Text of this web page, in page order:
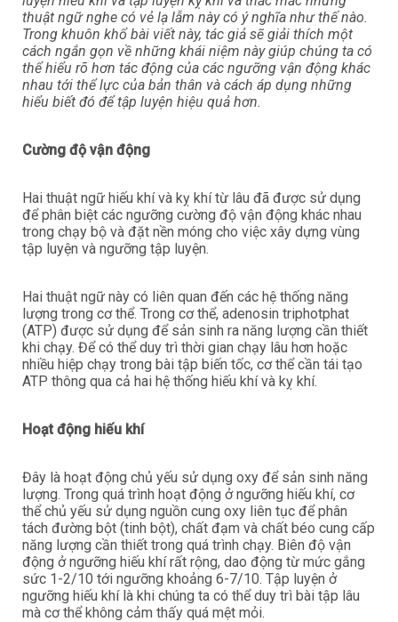
thuật ngữ nghe có vẻ lạ lẫm này có ý nghĩa như thế nào.
Trong khuôn khổ bài viết này, tác giả sẽ giải thích một
cách ngắn gọn về những khái niệm này giúp chúng ta có
thể hiểu rõ hơn tác động của các ngưỡng vận động khác
nhau tới thể lực của bản thân và cách áp dụng những
hiểu biết đó để tập luyện hiệu quả hơn.
Cường độ vận động
Hai thuật ngữ hiếu khí và kỵ khí từ lâu đã được sử dụng
để phân biệt các ngưỡng cường độ vận động khác nhau
trong chạy bộ và đặt nền móng cho việc xây dựng vùng
tập luyện và ngưỡng tập luyện.
Hai thuật ngữ này có liên quan đến các hệ thống năng
lượng trong cơ thể. Trong cơ thể, adenosin triphotphat
(ATP) được sử dụng để sản sinh ra năng lượng cần thiết
khi chạy. Để có thể duy trì thời gian chạy lâu hơn hoặc
nhiều hiệp chạy trong bài tập biến tốc, cơ thể cần tái tạo
ATP thông qua cả hai hệ thống hiếu khí và kỵ khí.
Hoạt động hiếu khí
Đây là hoạt động chủ yếu sử dụng oxy để sản sinh năng
lượng. Trong quá trình hoạt động ở ngưỡng hiếu khí, cơ
thể chủ yếu sử dụng nguồn cung oxy liên tục để phân
tách đường bột (tinh bột), chất đạm và chất béo cung cấp
năng lượng cần thiết trong quá trình chạy. Biên độ vận
động ở ngưỡng hiếu khí rất rộng, dao động từ mức gắng
sức 1-2/10 tới ngưỡng khoảng 6-7/10. Tập luyện ở
ngưỡng hiếu khí là khi chúng ta có thể duy trì bài tập lâu
mà cơ thể không cảm thấy quá mệt mỏi.